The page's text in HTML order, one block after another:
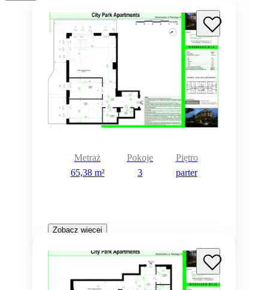
Metraż
65,38 m²
Pokoje
3
Piętro
parter
Zobacz więcej